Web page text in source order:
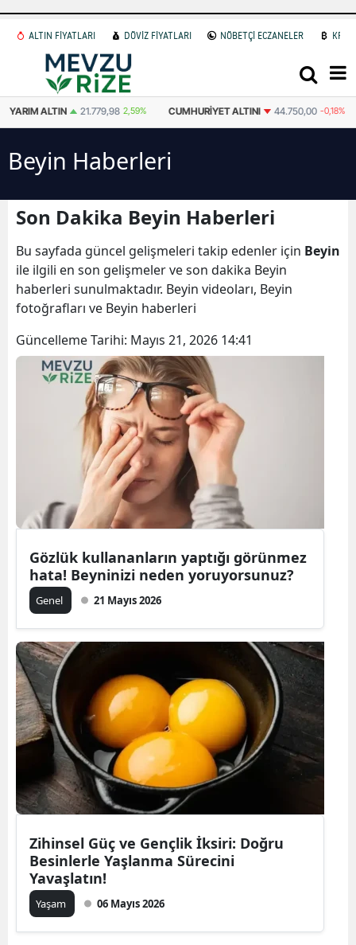
ALTIN FİYATLARI DÖVİZ FİYATLARI NÖBETÇİ ECZANELER
YARIM ALTIN 21.779,98 2,59% CUMHURIYET ALTINI 44.750,00 -0,18%
Beyin Haberleri
Son Dakika Beyin Haberleri
Bu sayfada güncel gelişmeleri takip edenler için Beyin
ile ilgili en son gelişmeler ve son dakika Beyin
haberleri sunulmaktadır. Beyin videoları, Beyin
fotoğrafları ve Beyin haberleri
Güncelleme Tarihi: Mayıs 21, 2026 14:41
Gözlük kullananların yaptığı görünmez
hata! Beyninizi neden yoruyorsunuz?
Genel 21 Mayıs 2026
Zihinsel Güç ve Gençlik İksiri: Doğru
Besinlerle Yaşlanma Sürecini
Yavaşlatın!
Yaşam 06 Mayıs 2026